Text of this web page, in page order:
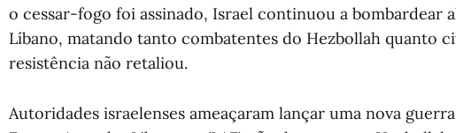
o cessar-fogo foi assinado, Israel continuou a bombardear
Líbano, matando tanto combatentes do Hezbollah quanto
resistência não retaliou.
Autoridades israelenses ameaçaram lançar uma nova